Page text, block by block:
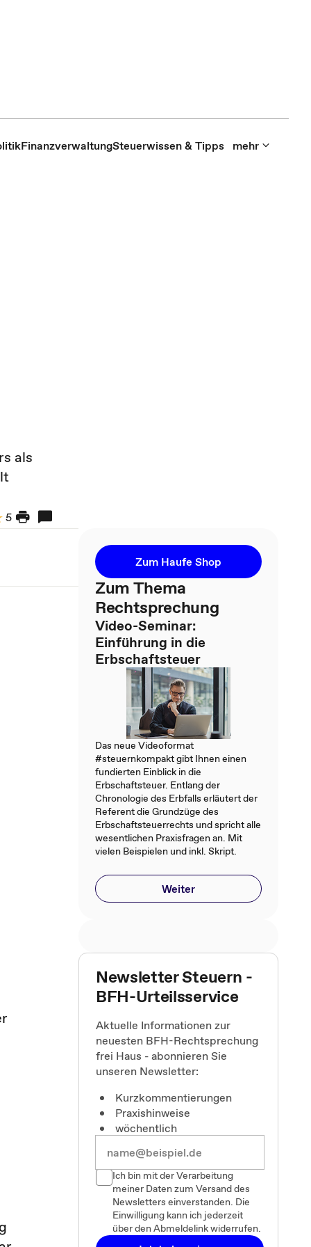
FinanzverwaltungSteuerwissen & Tipps mehr
als
5
Zum Haufe Shop
Zum Thema
Rechtsprechung
Video-Seminar:
Einführung in die
Erbschaftsteuer
Das neue Videoformat
#steuernkompakt gibt Ihnen einen
fundierten Einblick in die
Erbschaftsteuer. Entlang der
Chronologie des Erbfalls erläutert der
Referent die Grundzüge des
Erbschaftsteuerrechts und spricht alle
wesentlichen Praxisfragen an. Mit
vielen Beispielen und inkl. Skript.
Weiter
Newsletter Steuern -
BFH-Urteilsservice
Aktuelle Informationen zur
neuesten BFH-Rechtsprechung
frei Haus - abonnieren Sie
unseren Newsletter:
Kurzkommentierungen
Praxishinweise
wöchentlich
Ich bin mit der Verarbeitung
meiner Daten zum Versand des
Newsletters einverstanden. Die
Einwilligung kann ich jederzeit
über den Abmeldelink widerrufen.